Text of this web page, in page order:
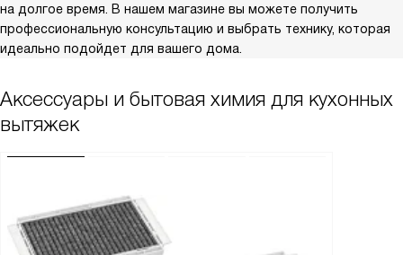
на долгое время. В нашем магазине вы можете получить
профессиональную консультацию и выбрать технику, которая
идеально подойдет для вашего дома.
Аксессуары и бытовая химия для кухонных
вытяжек